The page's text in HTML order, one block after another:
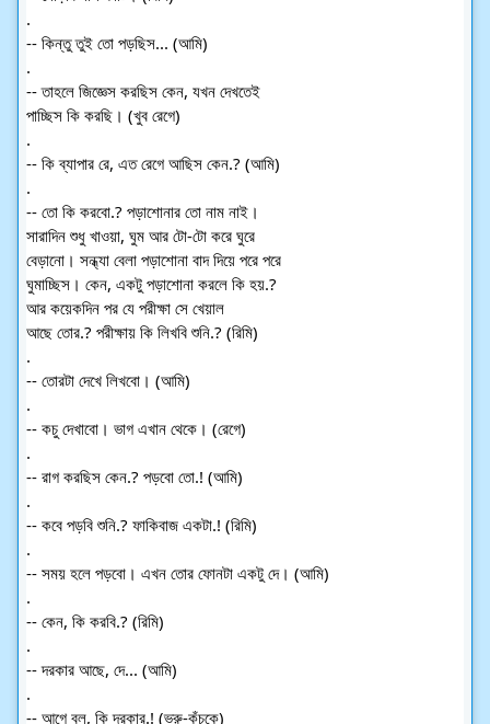
.
-- কিন্তু তুই তো পড়ছিস... (আমি)
.
-- তাহলে জিজ্ঞেস করছিস কেন, যখন দেখতেই
পাচ্ছিস কি করছি। (খুব রেগে)
.
-- কি ব্যাপার রে, এত রেগে আছিস কেন.? (আমি)
.
-- তো কি করবো.? পড়াশোনার তো নাম নাই।
সারাদিন শুধু খাওয়া, ঘুম আর টো-টো করে ঘুরে
বেড়ানো। সন্ধ্যা বেলা পড়াশোনা বাদ দিয়ে পরে পরে
ঘুমাচ্ছিস। কেন, একটু পড়াশোনা করলে কি হয়.?
আর কয়েকদিন পর যে পরীক্ষা সে খেয়াল
আছে তোর.? পরীক্ষায় কি লিখবি শুনি.? (রিমি)
.
-- তোরটা দেখে লিখবো। (আমি)
.
-- কচু দেখাবো। ভাগ এখান থেকে। (রেগে)
.
-- রাগ করছিস কেন.? পড়বো তো.! (আমি)
.
-- কবে পড়বি শুনি.? ফাকিবাজ একটা.! (রিমি)
.
-- সময় হলে পড়বো। এখন তোর ফোনটা একটু দে। (আমি)
.
-- কেন, কি করবি.? (রিমি)
.
-- দরকার আছে, দে... (আমি)
.
-- আগে বল, কি দরকার.! (ভ্রু-কুঁচকে)